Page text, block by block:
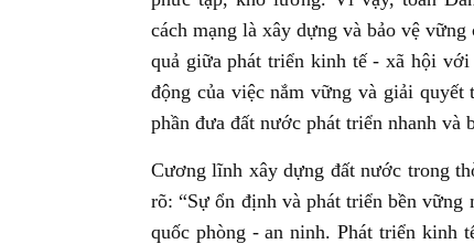
cách mạng là xây dựng và bảo vệ
quả giữa phát triển kinh tế - xã hội
động của việc nắm vững và giải
phần đưa đất nước phát triển nhanh và
Cương lĩnh xây dựng đất nước trong
rõ: “Sự ổn định và phát triển bền
quốc phòng - an ninh. Phát triển kinh